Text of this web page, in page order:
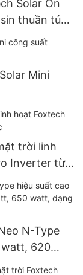
Solar On
thuần túy,
đình
Mini
trời linh
Inverter từ
N-Type
watt, 620
hai mặt.